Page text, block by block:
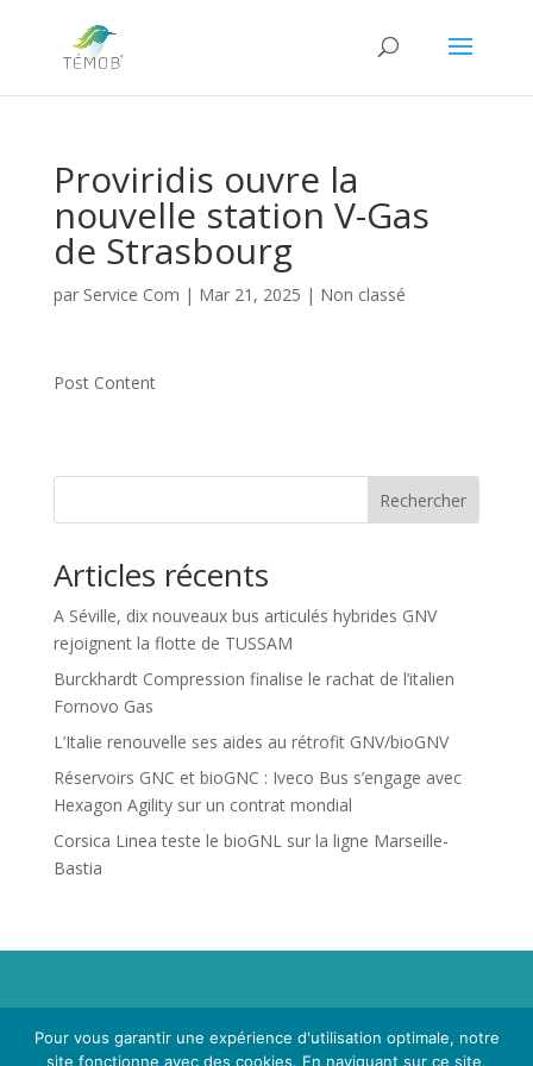
Proviridis ouvre la
nouvelle station V-Gas
de Strasbourg
par Service Com | Mar 21, 2025 | Non classé
Post Content
Rechercher
Articles récents
A Séville, dix nouveaux bus articulés hybrides GNV
rejoignent la flotte de TUSSAM
Burckhardt Compression finalise le rachat de l’italien
Fornovo Gas
L’Italie renouvelle ses aides au rétrofit GNV/bioGNV
Réservoirs GNC et bioGNC : Iveco Bus s’engage avec
Hexagon Agility sur un contrat mondial
Corsica Linea teste le bioGNL sur la ligne Marseille-
Bastia
Propriété de Territoire d'Energie Lot-et-Garonne. Voir
Mentions LégalesetPolitique de Confidentialité.
Pour vous garantir une expérience d'utilisation optimale, notre
site fonctionne avec des cookies. En naviguant sur ce site,